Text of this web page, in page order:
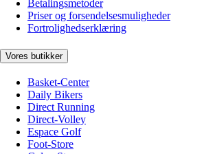
Betalingsmetoder
Priser og forsendelsesmuligheder
Fortrolighedserklæring
Vores butikker
Basket-Center
Daily Bikers
Direct Running
Direct-Volley
Espace Golf
Foot-Store